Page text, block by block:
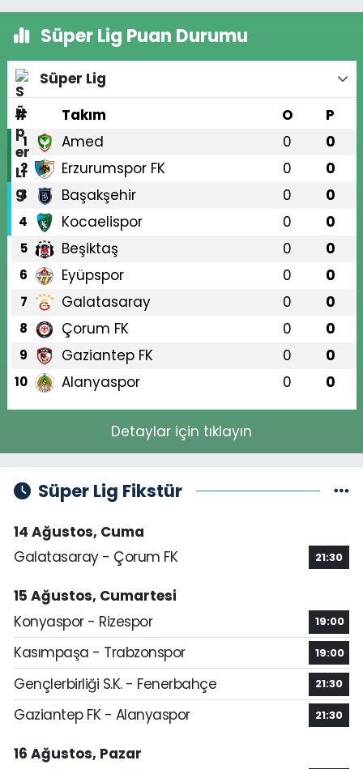
Süper Lig Puan Durumu
Süper Lig
#
Takım O P
1 Amed 0 0
2 Erzurumspor FK 0 0
3 Başakşehir 0 0
4 Kocaelispor 0 0
5 Beşiktaş 0 0
6 Eyüpspor 0 0
7 Galatasaray 0 0
8 Çorum FK 0 0
9 Gaziantep FK 0 0
10 Alanyaspor 0 0
Detaylar için tıklayın
Süper Lig Fikstür
14 Ağustos, Cuma
Galatasaray - Çorum FK
21:30
15 Ağustos, Cumartesi
Konyaspor - Rizespor
19:00
Kasımpaşa - Trabzonspor 19:00
Gençlerbirliği S.K. - Fenerbahçe 21:30
Gaziantep FK - Alanyaspor 21:30
16 Ağustos, Pazar